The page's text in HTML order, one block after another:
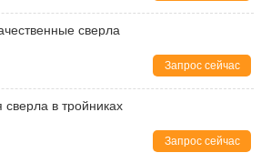
сверла
Запрос сейчас
сверла в тройниках
Запрос сейчас